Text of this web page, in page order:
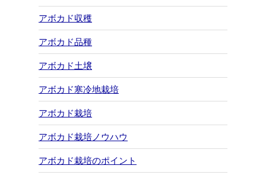
アボカド収穫
アボカド品種
アボカド土壌
アボカド寒冷地栽培
アボカド栽培
アボカド栽培ノウハウ
アボカド栽培のポイント